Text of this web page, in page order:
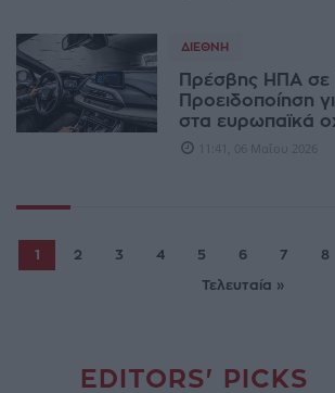
ΔΙΕΘΝΉ
Πρέσβης ΗΠΑ σε
Προειδοποίηση
στα ευρωπαϊκά
11:41, 06 Μαΐου 2026
1 2 3 4 5 6 7 8
Τελευταία »
EDITORS' PICKS